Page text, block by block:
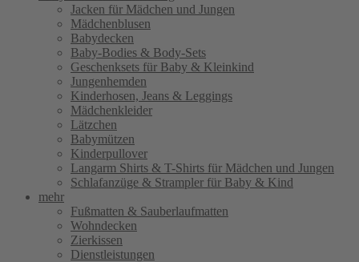
Jacken für Mädchen und Jungen
Mädchenblusen
Babydecken
Baby-Bodies & Body-Sets
Geschenksets für Baby & Kleinkind
Jungenhemden
Kinderhosen, Jeans & Leggings
Mädchenkleider
Lätzchen
Babymützen
Kinderpullover
Langarm Shirts & T-Shirts für Mädchen und Jungen
Schlafanzüge & Strampler für Baby & Kind
mehr
Fußmatten & Sauberlaufmatten
Wohndecken
Zierkissen
Dienstleistungen